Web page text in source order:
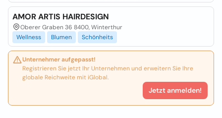
AMOR ARTIS HAIRDESIGN
Oberer Graben 36 8400, Winterthur
Wellness
Blumen Schönheits
Unternehmer aufgepasst!
Registrieren Sie jetzt Ihr Unternehmen und erweitern Sie Ihre
globale Reichweite mit iGlobal.
Jetzt anmelden!